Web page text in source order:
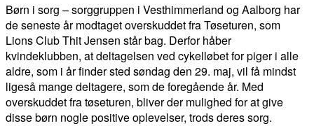
Børn i sorg – sorggruppen i Vesthimmerland og Aalborg har
de seneste år modtaget overskuddet fra Tøseturen, som
Lions Club Thit Jensen står bag. Derfor håber
kvindeklubben, at deltagelsen ved cykelløbet for piger i alle
aldre, som i år finder sted søndag den 29. maj, vil få mindst
ligeså mange deltagere, som de foregående år. Med
overskuddet fra tøseturen, bliver der mulighed for at give
disse børn nogle positive oplevelser, trods deres sorg.